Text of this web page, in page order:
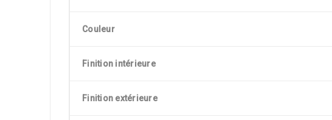
Couleur
Finition intérieure
Finition extérieure